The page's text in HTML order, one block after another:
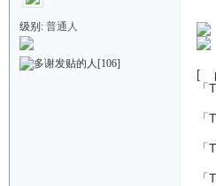
级别: 普通人
[106]
[